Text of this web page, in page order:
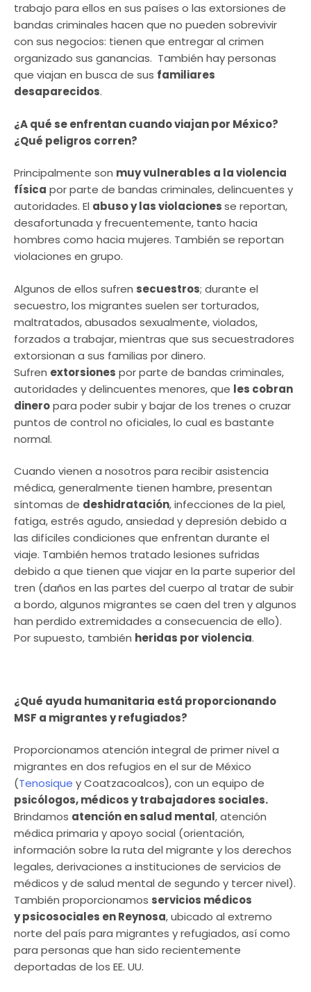
trabajo para ellos en sus países o las extorsiones de
bandas criminales hacen que no pueden sobrevivir
con sus negocios: tienen que entregar al crimen
organizado sus ganancias. También hay personas
que viajan en busca de sus familiares
desaparecidos.
¿A qué se enfrentan cuando viajan por México?
¿Qué peligros corren?
Principalmente son muy vulnerables a la violencia
física por parte de bandas criminales, delincuentes y
autoridades. El abuso y las violacionesse reportan,
desafortunada y frecuentemente, tanto hacia
hombres como hacia mujeres. También se reportan
violaciones en grupo.
Algunos de ellos sufren secuestros; durante el
secuestro, los migrantes suelen ser torturados,
maltratados, abusados ​​sexualmente, violados,
forzados a trabajar, mientras que sus secuestradores
extorsionan a sus familias por dinero.
Sufren extorsiones por parte de bandas criminales,
autoridades y delincuentes menores, que les cobran
dineropara poder subir y bajar de los trenes o cruzar
puntos de control no oficiales, lo cual es bastante
normal.
Cuando vienen a nosotros para recibir asistencia
médica, generalmente tienen hambre, presentan
síntomas de deshidratación, infecciones de la piel,
fatiga, estrés agudo, ansiedad y depresión debido a
las difíciles condiciones que enfrentan durante el
viaje. También hemos tratado lesiones sufridas
debido a que tienen que viajar en la parte superior del
tren (daños en las partes del cuerpo al tratar de subir
a bordo, algunos migrantes se caen del tren y algunos
han perdido extremidades a consecuencia de ello).
Por supuesto, también heridas por violencia.
¿Qué ayuda humanitaria está proporcionando
MSF a migrantes y refugiados?
Proporcionamos atención integral de primer nivel a
migrantes en dos refugios en el sur de México
(Tenosique y Coatzacoalcos), con un equipo de
psicólogos, médicos y trabajadores sociales.
Brindamos atención en salud mental, atención
médica primaria y apoyo social (orientación,
información sobre la ruta del migrante y los derechos
legales, derivaciones a instituciones de servicios de
médicos y de salud mental de segundo y tercer nivel).
También proporcionamos servicios médicos
y psicosociales en Reynosa, ubicado al extremo
norte del país para migrantes y refugiados, así como
para personas que han sido recientemente
deportadas de los EE. UU.